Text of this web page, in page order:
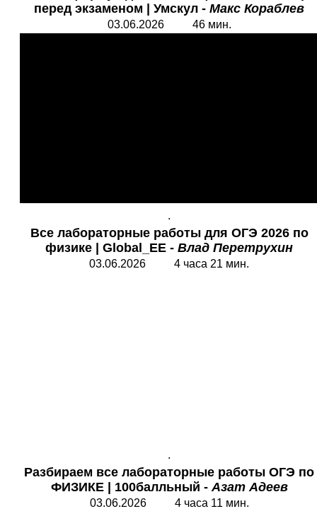
перед экзаменом | Умскул - Макс Кораблев
03.06.2026 46 мин.
.
Все лабораторные работы для ОГЭ 2026 по
физике | Global_EE - Влад Перетрухин
03.06.2026 4 часа 21 мин.
.
Разбираем все лабораторные работы ОГЭ по
ФИЗИКЕ
100балльный -Азат Адеев
03.06.2026 4 часа 11 мин.